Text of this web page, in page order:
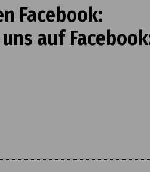
Facebook:
auf